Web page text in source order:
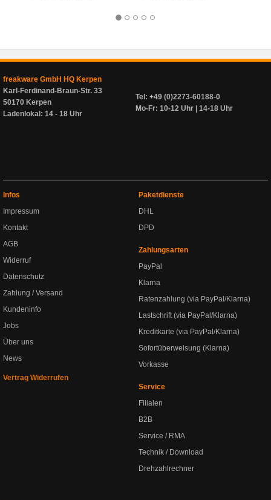
freakware GmbH HQ Kerpen
Karl-Ferdinand-Braun-Str. 33
50170 Kerpen
Ladenlokal: 14 - 18 Uhr
Tel: +49 (0)2273-60188-0
Mo-Fr: 10-12 Uhr | 14-18 Uhr
Infos
Impressum
Kontakt
AGB
Widerruf
Datenschutz
Zahlung / Versand
Kundeninfo
Jobs
Über uns
News
Vertrag Widerrufen
Paketdienste
DHL
DPD
Zahlungsarten
PayPal
Klarna
Ratenzahlung (via PayPal/Klarna)
Lastschrift (via PayPal/Klarna)
Kreditkarte (via PayPal/Klarna)
Sofortüberweisung (Klarna)
Vorkasse
Service
Filialen
B2B
Service / RMA
Technik / Download
Drehzahlrechner